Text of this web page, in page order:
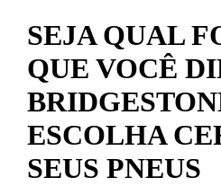
SEJA QUAL
QUE VOCÊ
ESCOLHA
SEUS PNEUS